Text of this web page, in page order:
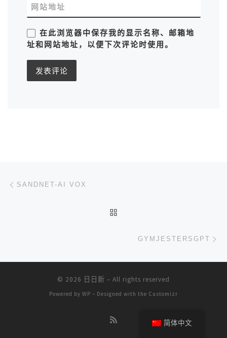
网站地址
在此浏览器中保存我的显示名称、邮箱地
址和网站地址，以便下次评论时使用。
文章导航
SANDNET-AI VOX
GYMJESTERSGPT
© 2026 日日新 – All rights reserved
Powered by WP – Designed with the Customizr
简体中文